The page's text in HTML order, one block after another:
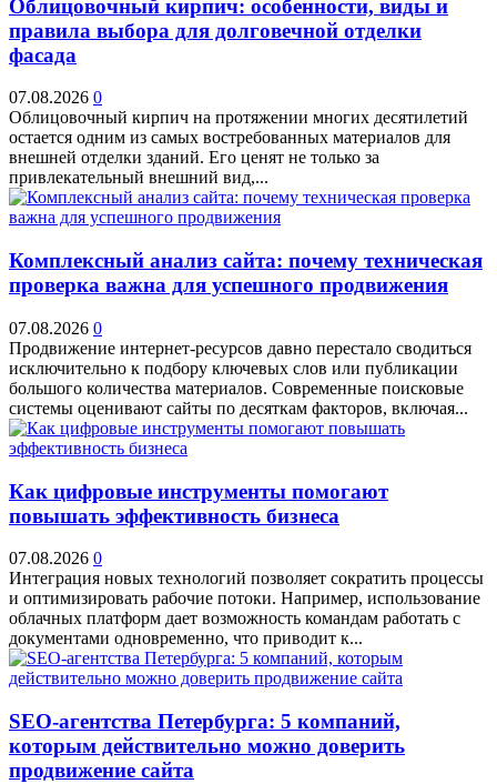
Облицовочный кирпич: особенности, виды и
правила выбора для долговечной отделки
фасада
07.08.2026 0
Облицовочный кирпич на протяжении многих десятилетий
остается одним из самых востребованных материалов для
внешней отделки зданий. Его ценят не только за
привлекательный внешний вид,...
Комплексный анализ сайта: почему техническая
проверка важна для успешного продвижения
07.08.2026 0
Продвижение интернет-ресурсов давно перестало сводиться
исключительно к подбору ключевых слов или публикации
большого количества материалов. Современные поисковые
системы оценивают сайты по десяткам факторов, включая...
Как цифровые инструменты помогают
повышать эффективность бизнеса
07.08.2026 0
Интеграция новых технологий позволяет сократить процессы
и оптимизировать рабочие потоки. Например, использование
облачных платформ дает возможность командам работать с
документами одновременно, что приводит к...
SEO-агентства Петербурга: 5 компаний,
которым действительно можно доверить
продвижение сайта